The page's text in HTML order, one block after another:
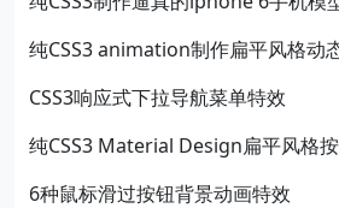
纯CSS3 animation制作扁平风格动
CSS3响应式下拉导航菜单特效
纯CSS3 Material Design扁平风格
6种鼠标滑过按钮背景动画特效